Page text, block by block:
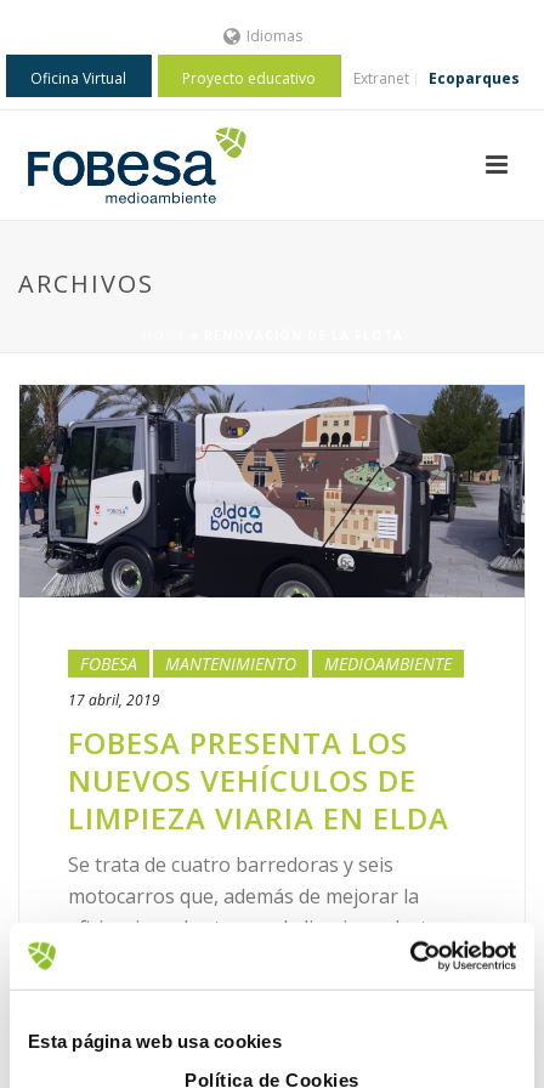
Esta página web usa cookies
Política de Cookies
Idiomas
Oficina Virtual Proyecto educativo Extranet Ecoparques
ARCHIVOS
FOBESA MANTENIMIENTO MEDIOAMBIENTE
17 abril, 2019
FOBESA PRESENTA LOS
NUEVOS VEHÍCULOS DE
LIMPIEZA VIARIA EN ELDA
Se trata de cuatro barredoras y seis
motocarros que, además de mejorar la
eficiencia en las tareas de limpieza, destacan
empresa de Grupo Gimeno [...]